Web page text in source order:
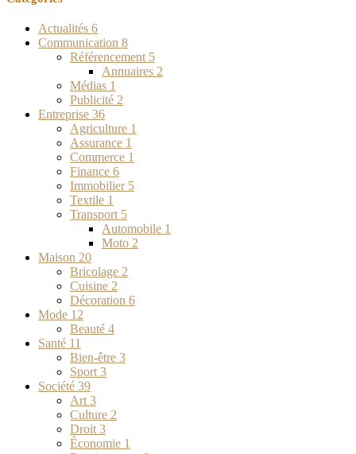
Actualités 6
Communication 8
Référencement 5
Annuaires 2
Médias 1
Publicité 2
Entreprise 36
Agriculture 1
Assurance 1
Commerce 1
Finance 6
Immobilier 5
Textile 1
Transport 5
Automobile 1
Moto 2
Maison 20
Bricolage 2
Cuisine 2
Décoration 6
Mode 12
Beauté 4
Santé 11
Bien-être 3
Sport 3
Société 39
Art 3
Culture 2
Droit 3
Économie 1